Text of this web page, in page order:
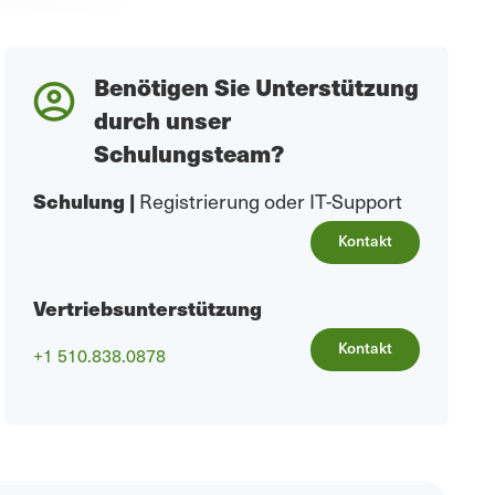
Benötigen Sie Unterstützung
durch unser
Schulungsteam?
Schulung | Registrierung oder IT-Support
Kontakt
Vertriebsunterstützung
+1 510.838.0878 Kontakt